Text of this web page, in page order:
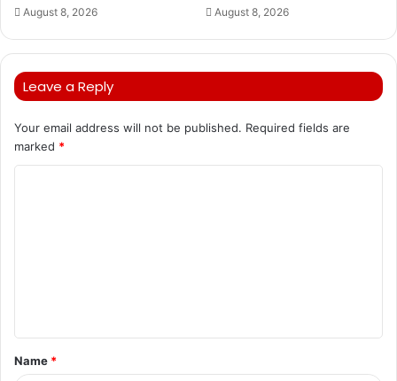
August 8, 2026 August 8, 2026
Leave a Reply
Your email address will not be published. Required fields are
marked *
t
*
Name *